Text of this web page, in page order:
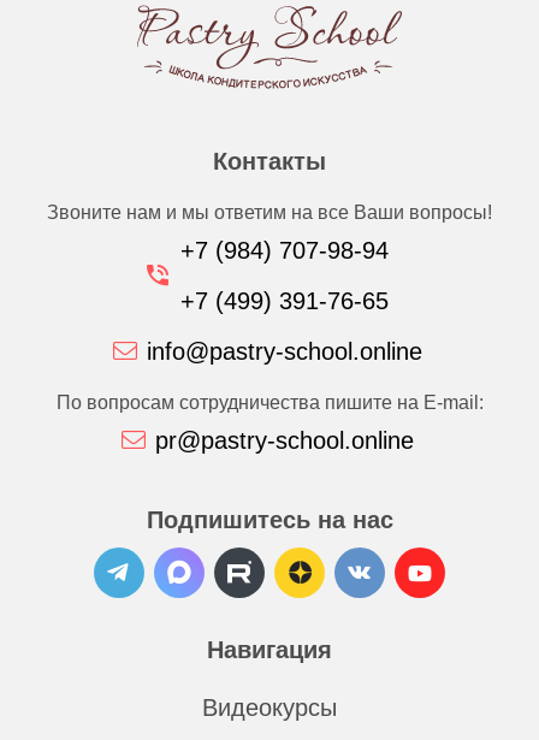
Навигация
Видеокурсы
Контакты
Звоните нам и мы ответим на все Ваши вопросы!
+7 (984) 707-98-94
+7 (499) 391-76-65
info@pastry-school.online
По вопросам сотрудничества пишите на E-mail:
pr@pastry-school.online
Подпишитесь на нас